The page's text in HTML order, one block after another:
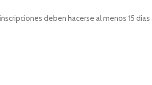
deben hacerse al menos 15